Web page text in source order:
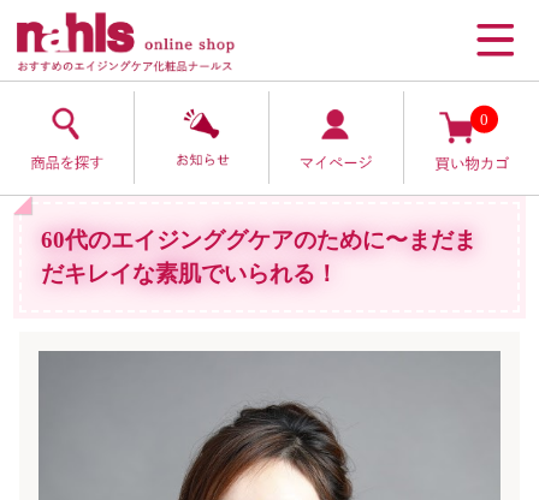
0
60代のエイジンググケアのために〜まだま
だキレイな素肌でいられる！